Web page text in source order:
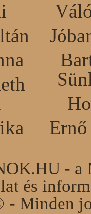
- a
és
- Minden